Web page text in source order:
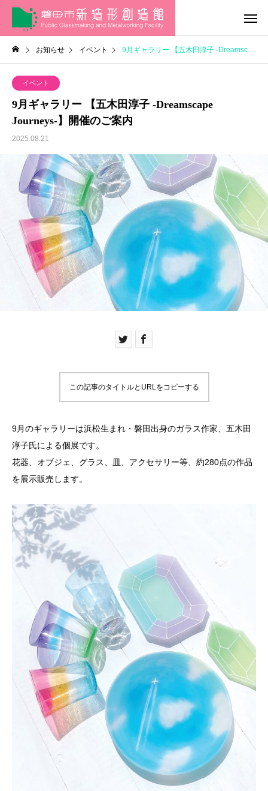
お知らせ イベント 9月ギャラリー 【五木田淳子 -Dreamscape Journeys-】開催のご案内
イベント
9月ギャラリー 【五木田淳子 -Dreamscape
Journeys-】開催のご案内
2025.08.21
この記事のタイトルとURLをコピーする
9月のギャラリーは浜松生まれ・磐田出身のガラス作家、五木田
淳子氏による個展です。
花器、オブジェ、グラス、皿、アクセサリー等、約280点の作品
を展示販売します。